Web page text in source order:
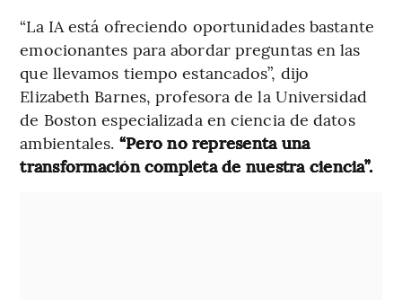
“La IA está ofreciendo oportunidades bastante
emocionantes para abordar preguntas en las
que llevamos tiempo estancados”, dijo
Elizabeth Barnes, profesora de la Universidad
de Boston especializada en ciencia de datos
ambientales. “Pero no representa una
transformación completa de nuestra ciencia”.